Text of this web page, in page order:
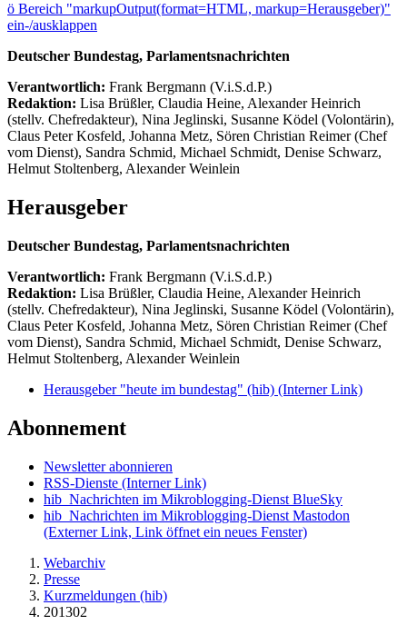
ö Bereich "markupOutput(format=HTML, markup=Herausgeber)"
ein-/ausklappen
Deutscher Bundestag, Parlamentsnachrichten
Verantwortlich: Frank Bergmann (V.i.S.d.P.)
Redaktion: Lisa Brüßler, Claudia Heine, Alexander Heinrich
(stellv. Chefredakteur), Nina Jeglinski, Susanne Ködel (Volontärin),
Claus Peter Kosfeld, Johanna Metz, Sören Christian Reimer (Chef
vom Dienst), Sandra Schmid, Michael Schmidt, Denise Schwarz,
Helmut Stoltenberg, Alexander Weinlein
Herausgeber
Deutscher Bundestag, Parlamentsnachrichten
Verantwortlich: Frank Bergmann (V.i.S.d.P.)
Redaktion: Lisa Brüßler, Claudia Heine, Alexander Heinrich
(stellv. Chefredakteur), Nina Jeglinski, Susanne Ködel (Volontärin),
Claus Peter Kosfeld, Johanna Metz, Sören Christian Reimer (Chef
vom Dienst), Sandra Schmid, Michael Schmidt, Denise Schwarz,
Helmut Stoltenberg, Alexander Weinlein
Herausgeber "heute im bundestag" (hib) (Interner Link)
Abonnement
Newsletter abonnieren
RSS-Dienste (Interner Link)
hib_Nachrichten im Mikroblogging-Dienst BlueSky
hib_Nachrichten im Mikroblogging-Dienst Mastodon
(Externer Link, Link öffnet ein neues Fenster)
Webarchiv
Presse
Kurzmeldungen (hib)
201302